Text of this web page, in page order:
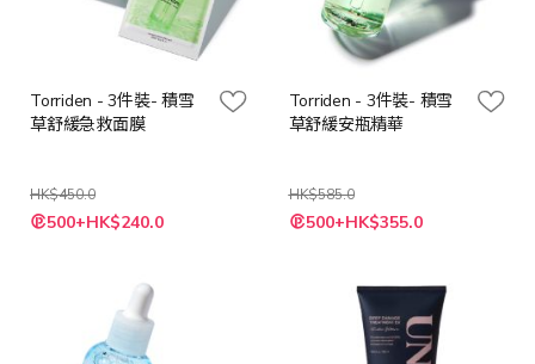
Torriden - 3件裝- 積雪
草舒緩急救面膜
HK$450.0
特
殊 500+HK$240.0
Torriden - 3件裝- 積雪
草舒緩安瓶精華
HK$585.0
特
殊 500+HK$355.0